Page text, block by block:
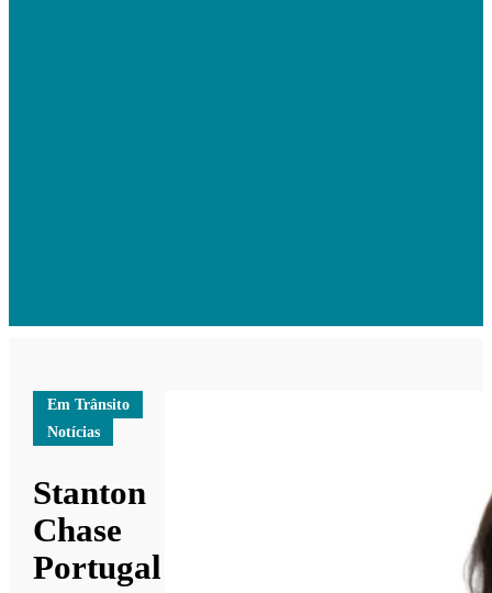
Em Trânsito
Notícias
Stanton
Chase
Portugal